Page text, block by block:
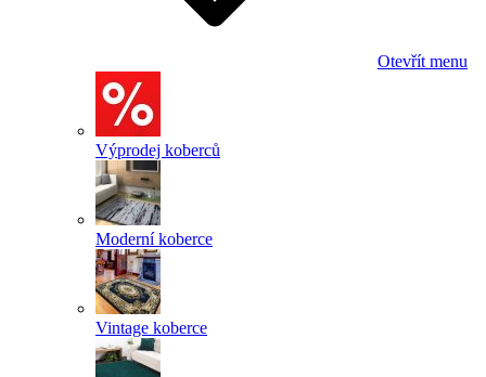
Otevřít menu
Výprodej koberců
Moderní koberce
Vintage koberce